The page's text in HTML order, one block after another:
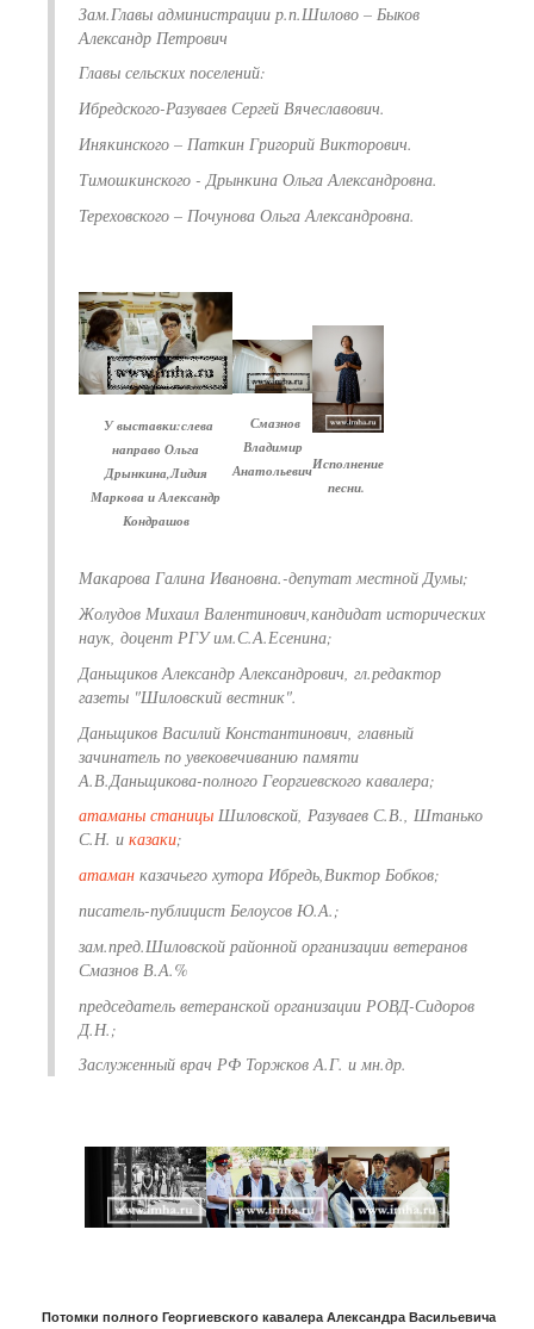
Зам.Главы администрации р.п.Шилово – Быков
Александр Петрович
Главы сельских поселений:
Ибредского-Разуваев Сергей Вячеславович.
Инякинского – Паткин Григорий Викторович.
Тимошкинского - Дрынкина Ольга Александровна.
Тереховского – Почунова Ольга Александровна.
У выставки:слева
направо Ольга
Дрынкина,Лидия
Маркова и Александр
Кондрашов
Смазнов
Владимир
АнатольевичИсполнение
песни.
Макарова Галина Ивановна.-депутат местной Думы;
Жолудов Михаил Валентинович,кандидат исторических
наук, доцент РГУ им.С.А.Есенина;
Даньщиков Александр Александрович, гл.редактор
газеты "Шиловский вестник".
Даньщиков Василий Константинович, главный
зачинатель по увековечиванию памяти
А.В.Даньщикова-полного Георгиевского кавалера;
атаманы станицы Шиловской, Разуваев С.В., Штанько
С.Н. и казаки;
атаман казачьего хутора Ибредь,Виктор Бобков;
писатель-публицист Белоусов Ю.А.;
зам.пред.Шиловской районной организации ветеранов
Смазнов В.А.%
председатель ветеранской организации РОВД-Сидоров
Д.Н.;
Заслуженный врач РФ Торжков А.Г. и мн.др.
Потомки полного Георгиевского кавалера Александра Васильевича